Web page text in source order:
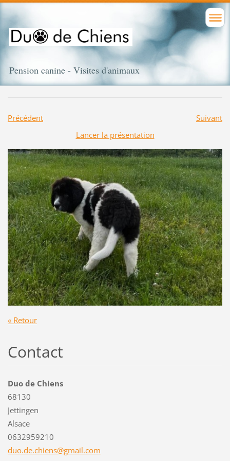
Pension canine - Visites d'animaux
Précédent
Suivant
Lancer la présentation
« Retour
Contact
Duo de Chiens
68130
Jettingen
Alsace
0632959210
duo.de.chiens@gmail.com